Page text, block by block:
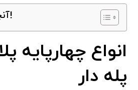
آنچه در اینجا میخوانید!
انواع چهارپایه
پله دار